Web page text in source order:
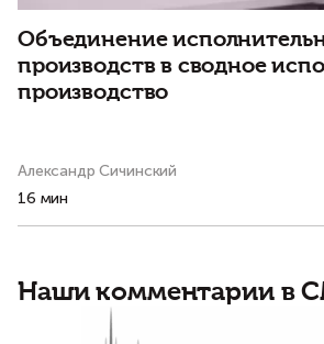
Объединение
производств в сводное
производство
Александр Сичинский
16 мин
Наши комментарии в